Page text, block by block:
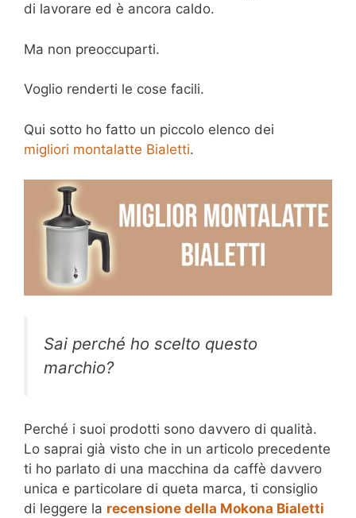
di lavorare ed è ancora caldo.
Ma non preoccuparti.
Voglio renderti le cose facili.
Qui sotto ho fatto un piccolo elenco dei
migliori montalatte Bialetti.
Sai perché ho scelto questo
marchio?
Perché i suoi prodotti sono davvero di qualità.
Lo saprai già visto che in un articolo precedente
ti ho parlato di una macchina da caffè davvero
unica e particolare di queta marca, ti consiglio
di leggere la recensione della Mokona Bialetti